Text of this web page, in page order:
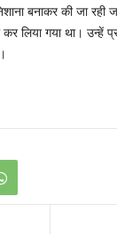
बनाकर की जा
लिया गया था। उन्हें